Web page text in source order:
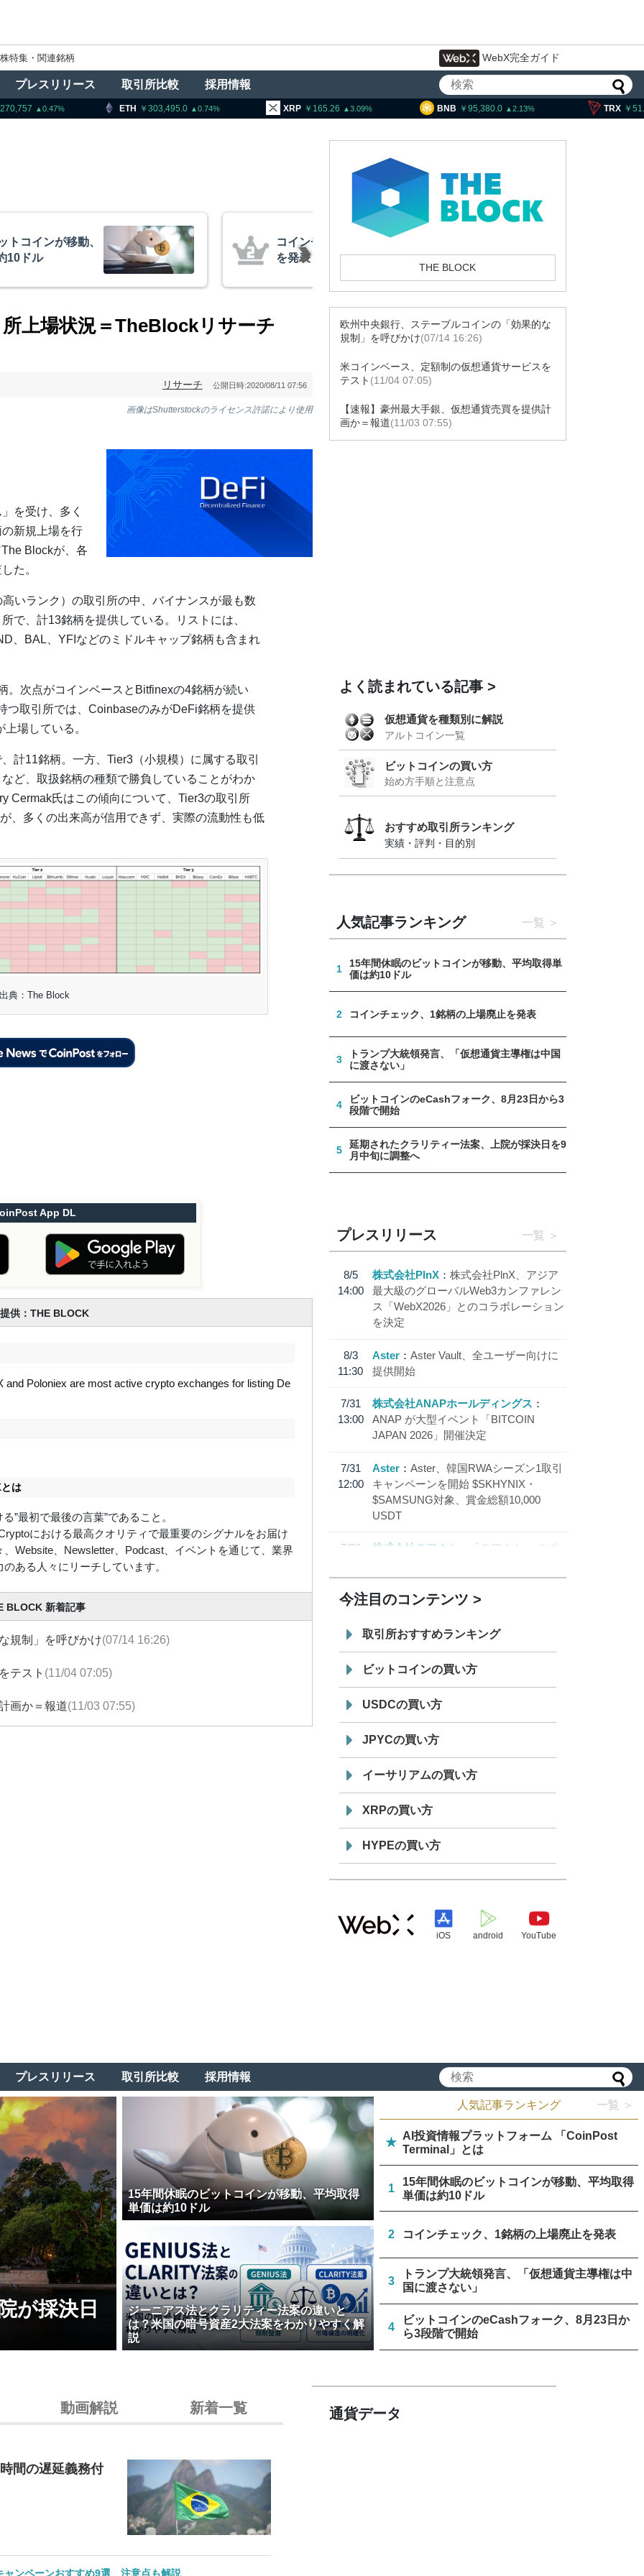
株特集・関連銘柄 WebX完全ガイド
プレスリリース 取引所比較 採用情報
ETH 303,495.0 0.74 XRP 3.09 BNB 95,380.0 2.13 TRX 0.5
ック、1銘柄の上場廃止
トランプ大統領発言、「仮想通貨主
導権は中国に渡さない」
上場状況＝TheBlockリサーチ
リサーチ 公開日時:2020/08/11 07:56
画像はShutterstockのライセンス許諾により使用
を受け、多く
新規上場を行
Blockが、各
た。
いランク）の取引所の中、バイナンスが最も数
で、計13銘柄を提供している。リストには、
、BAL、YFIなどのミドルキャップ銘柄も含まれ
。次点がコインベースとBitfinexの4銘柄が続い
つ取引所では、CoinbaseのみがDeFi銘柄を提供
場している。
計11銘柄。一方、Tier3（小規模）に属する取引
ど、取扱銘柄の種類で勝負していることがわか
Cermak氏はこの傾向について、Tier3の取引所
、多くの出来高が信用できず、実際の流動性も低
典：The Block
App DL
供：THE BLOCK
and Poloniex are most active crypto exchanges for listing De
は
”最初で最後の言葉”であること。
における最高クオリティで最重要のシグナルをお届け
、Website、Newsletter、Podcast、イベントを通じて、業界
ある人々にリーチしています。
BLOCK 新着記事
規制」を呼びかけ(07/14 16:26)
テスト (11/04 07:05)
画か＝報道(11/03 07:55)
THE BLOCK
欧州中央銀行、ステーブルコインの「効果的な
規制」を呼びかけ(07/14 16:26)
米コインベース、定額制の仮想通貨サービスを
テスト (11/04 07:05)
【速報】豪州最大手銀、仮想通貨売買を提供計
画か＝報道(11/03 07:55)
よく読まれている記事
仮想通貨を種類別に解説
アルトコイン一覧
ビットコインの買い方
始め方手順と注意点
おすすめ取引所ランキング
実績・評判・目的別
人気記事ランキング 一覧
1
15年間休眠のビットコインが移動、平均取得単
価は約10ドル
2 コインチェック、1銘柄の上場廃止を発表
3
トランプ大統領発言、「仮想通貨主導権は中国
に渡さない」
4
ビットコインのeCashフォーク、8月23日から3
段階で開始
5
延期されたクラリティー法案、上院が採決日を9
月中旬に調整へ
プレスリリース 一覧
8/5
14:00
株式会社PlnX
株式会社PlnX、アジア
最大級のグローバルWeb3カンファレン
ス「WebX2026」とのコラボレーション
を決定
8/3
11:30
Aster
Aster Vault、全ユーザー向けに
提供開始
7/31
13:00
株式会社ANAPホールディングス
ANAP が大型イベント「BITCOIN
JAPAN 2026」開催決定
7/31
12:00
Aster
Aster、韓国RWAシーズン1取引
キャンペーンを開始 $SKHYNIX・
$SAMSUNG対象、賞金総額10,000
USDT
7/30
株式会社モアクト
「モアクト」 のポ
「 JPYC」を追加
19:30
てステーブルコイン「JPYSC」徹底解
説セミナーを開催
今注目のコンテンツ
取引所おすすめランキング
ビットコインの買い方
USDCの買い方
JPYCの買い方
イーサリアムの買い方
XRPの買い方
HYPEの買い方
iOS android YouTube
プレスリリース 取引所比較 採用情報
が採決日
15年間休眠のビットコインが移動、平均取得
単価は約10ドル
ジーニアス法とクラリティー法案の違いと
は？米国の暗号資産2大法案をわかりやすく解
説
人気記事ランキング 一覧 ＞
★
AI投資情報プラットフォーム 「CoinPost
Terminal」とは
1
15年間休眠のビットコインが移動、平均取得
単価は約10ドル
2 コインチェック、1銘柄の上場廃止を発表
3
トランプ大統領発言、「仮想通貨主導権は中
国に渡さない」
4
ビットコインのeCashフォーク、8月23日か
ら3段階で開始
動画解説 新着一覧
間の遅延義務付
ャンペーンおすすめ9選 注意点も解説
通貨データ